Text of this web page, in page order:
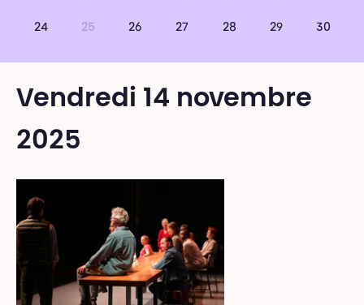
24 25 26 27 28 29 30
Vendredi 14 novembre
2025